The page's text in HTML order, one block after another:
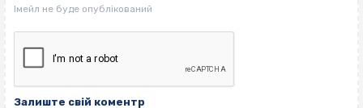
Залиште свій коментр